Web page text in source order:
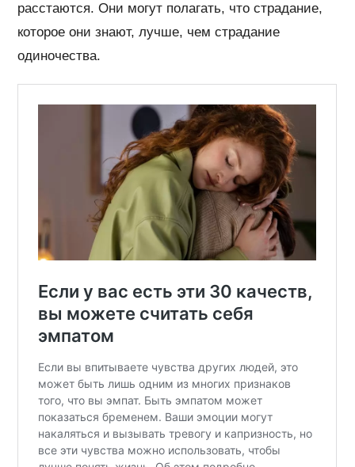
расстаются. Они могут полагать, что страдание,
которое они знают, лучше, чем страдание
одиночества.